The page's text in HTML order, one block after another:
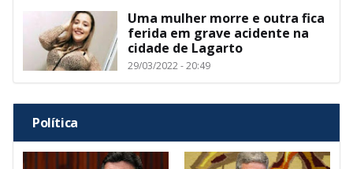
Uma mulher morre e outra fica
ferida em grave acidente na
cidade de Lagarto
29/03/2022 - 20:49
Política